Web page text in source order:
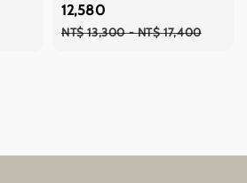
price
12,580
Regular
NT$ 13,300-NT$ 17,400